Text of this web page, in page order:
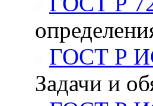
ГОСТ Р
Задачи и